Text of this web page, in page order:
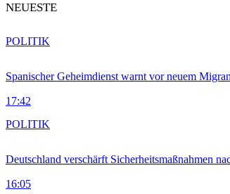
NEUESTE
Spanischer Geheimdienst warnt vor neuem
17:42
POLITIK
Deutschland verschärft Sicherheitsmaßnahmen
16:05
POLITIK